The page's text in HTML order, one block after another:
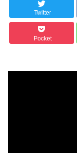
Twitter
Pocket